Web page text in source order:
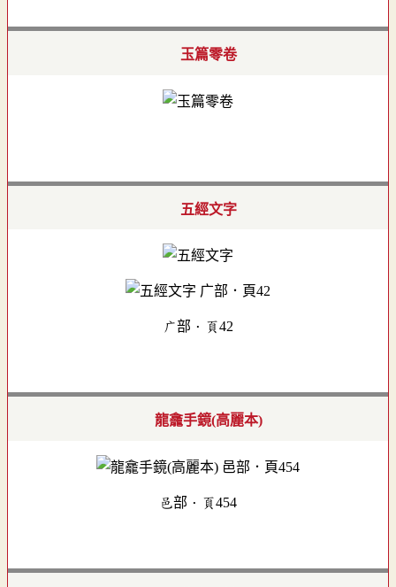
玉篇零卷
五經文字
广部．頁42
龍龕手鏡(高麗本)
邑部．頁454